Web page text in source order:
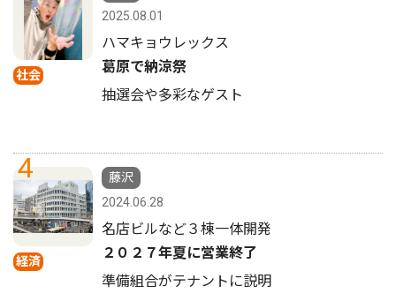
社会
2025.08.01
ハマキョウレックス
葛原で納涼祭
抽選会や多彩なゲスト
4
経済
藤沢
2024.06.28
名店ビルなど３棟一体開発
２０２７年夏に営業終了
準備組合がテナントに説明